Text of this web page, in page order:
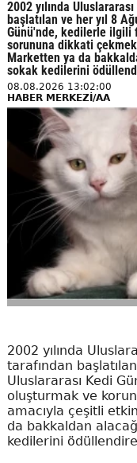
2002 yılında
başlatılan ve her yıl 8
Günü'nde, kedilerle ilgili
sorununa dikkati
Marketten ya da
sokak kedilerini
08.08.2026 13:02:00
HABER MERKEZİ/AA
2002 yılında
tarafından
Uluslararası Kedi
oluşturmak ve
amacıyla çeşitli
da bakkaldan
kedilerini